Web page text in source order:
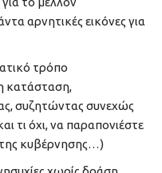
αρνητικές εικόνες για
τρόπο
κατάσταση,
συζητώντας συνεχώς
τι όχι, να παραπονιέστε
της κυβέρνησης…)